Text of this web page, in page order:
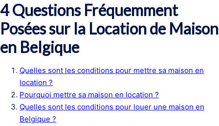
4 Questions Fréquemment
Posées sur la Location de Maison
en Belgique
Quelles sont les conditions pour mettre sa maison en
location ?
Pourquoi mettre sa maison en location ?
Quelles sont les conditions pour louer une maison en
Belgique ?